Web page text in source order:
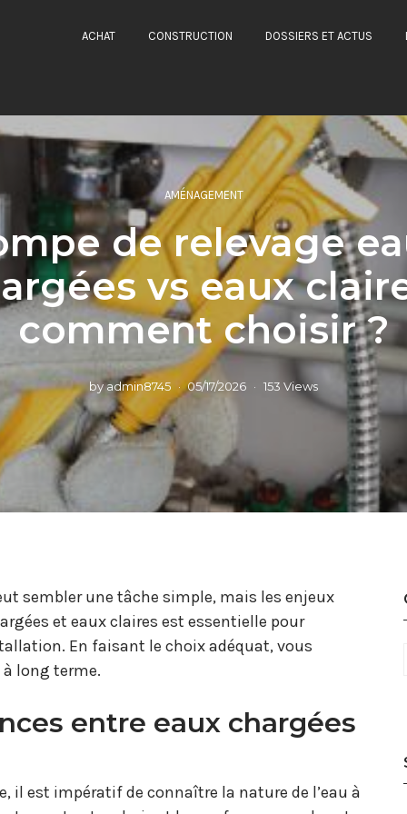
ACHAT CONSTRUCTION DOSSIERS ET ACTUS
AMÉNAGEMENT
de relevage
vs eaux
comment choisir ?
byadmin8745 05/17/2026 153 Views
sembler une tâche simple, mais les enjeux
et eaux claires est essentielle pour
En faisant le choix adéquat, vous
long terme.
entre eaux chargées
il est impératif de connaître la nature de l’eau à